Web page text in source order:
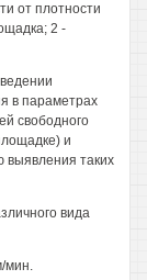
от плотности
2 -
в параметрах
свободного
и
таких
вида
мин.